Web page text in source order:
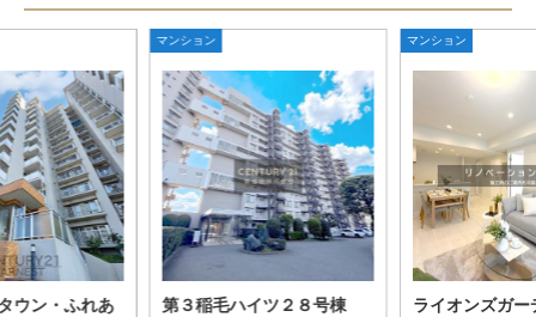
ウン・ふれあ
マンション
第３稲毛ハイツ２８号棟
マンション
ライオンズガ